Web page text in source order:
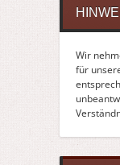
Wir
für